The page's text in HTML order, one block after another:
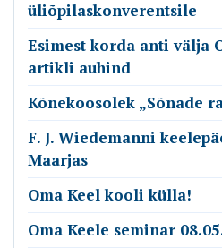
üliõpilaskonverentsile
Esimest korda anti välja
artikli auhind
Kõnekoosolek „Sõnade
F. J. Wiedemanni
Maarjas
Oma Keel kooli külla!
Oma Keele seminar